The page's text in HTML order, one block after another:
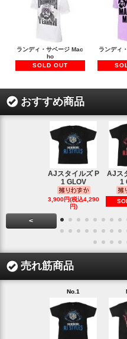
ランディ・サベージ Mac
ho
SOLD OUT
ランディ
おすすめ商品
AJスタイルズ P
1 GLOV
3,900円(税込4,290
円)
AJス
1
<
売れ筋商品
No.1